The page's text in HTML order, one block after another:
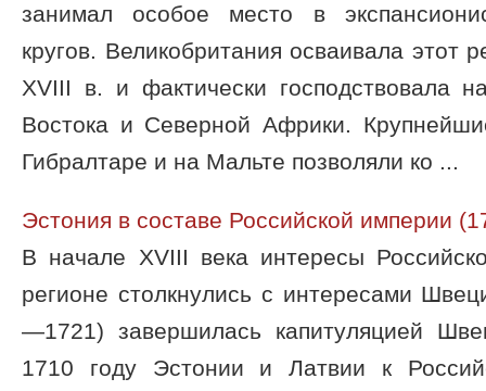
занимал особое место в
кругов. Великобритания осваивала этот
XVIII в. и фактически господствовала
Востока и Северной Африки.
Гибралтаре и на Мальте позволяли ко ...
Эстония в составе Российской империи
В начале XVIII века интересы
регионе столкнулись с интересами
—1721) завершилась капитуляцией
1710 году Эстонии и Латвии к